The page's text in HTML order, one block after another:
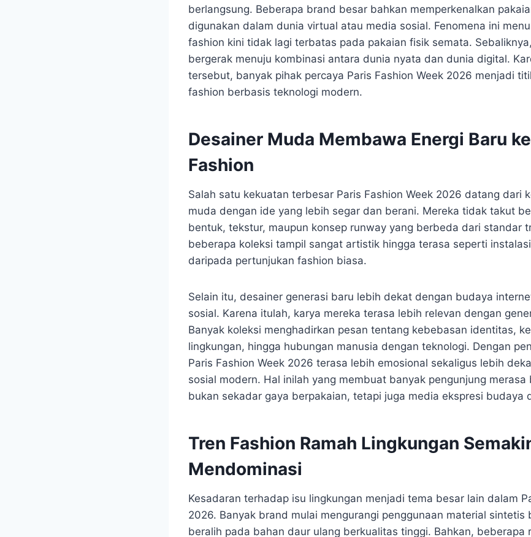
berlangsung. Beberapa brand besar bahkan memperkenalkan
digunakan dalam dunia virtual atau media sosial. Fenomena ini
fashion kini tidak lagi terbatas pada pakaian fisik semata.
bergerak menuju kombinasi antara dunia nyata dan dunia digital.
tersebut, banyak pihak percaya Paris Fashion Week 2026 menjadi
fashion berbasis teknologi modern.
Desainer Muda Membawa Energi Baru
Fashion
Salah satu kekuatan terbesar Paris Fashion Week 2026 datang dari
muda dengan ide yang lebih segar dan berani. Mereka tidak takut
bentuk, tekstur, maupun konsep runway yang berbeda dari standar
beberapa koleksi tampil sangat artistik hingga terasa seperti
daripada pertunjukan fashion biasa.
Selain itu, desainer generasi baru lebih dekat dengan budaya
sosial. Karena itulah, karya mereka terasa lebih relevan dengan
Banyak koleksi menghadirkan pesan tentang kebebasan identitas,
lingkungan, hingga hubungan manusia dengan teknologi. Dengan
Paris Fashion Week 2026 terasa lebih emosional sekaligus lebih
sosial modern. Hal inilah yang membuat banyak pengunjung merasa
bukan sekadar gaya berpakaian, tetapi juga media ekspresi budaya
Tren Fashion Ramah Lingkungan
Mendominasi
Kesadaran terhadap isu lingkungan menjadi tema besar lain dalam
2026. Banyak brand mulai mengurangi penggunaan material sintetis
beralih pada bahan daur ulang berkualitas tinggi. Bahkan, beberapa